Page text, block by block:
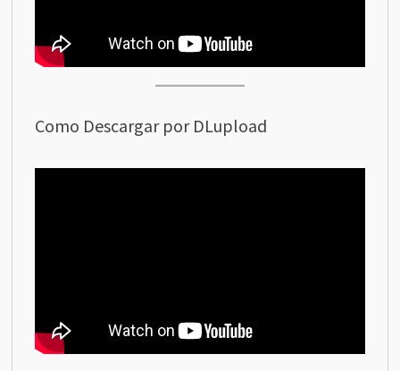
Como Descargar por DLupload